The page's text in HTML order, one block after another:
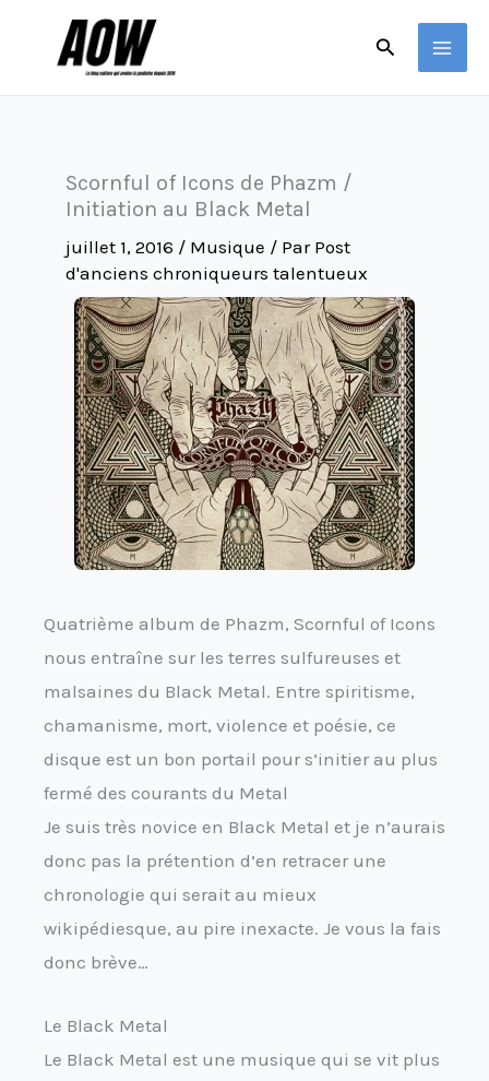
Rechercher
Scornful of Icons de Phazm /
Initiation au Black Metal
juillet 1, 2016 / Musique / Par Post
d'anciens chroniqueurs talentueux
Quatrième album de Phazm, Scornful of Icons
nous entraîne sur les terres sulfureuses et
malsaines du Black Metal. Entre spiritisme,
chamanisme, mort, violence et poésie, ce
disque est un bon portail pour s’initier au plus
fermé des courants du Metal
Je suis très novice en Black Metal et je n’aurais
donc pas la prétention d’en retracer une
chronologie qui serait au mieux
wikipédiesque, au pire inexacte. Je vous la fais
donc brève…
Le Black Metal
Le Black Metal est une musique qui se vit plus